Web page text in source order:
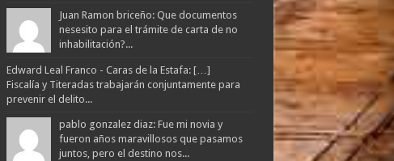
Juan Ramon briceño: Que documentos
nesesito para el trámite de carta de no
inhabilitación?...
Edward Leal Franco - Caras de la Estafa: […]
Fiscalía y Titeradas trabajarán conjuntamente para
prevenir el delito...
pablo gonzalez diaz: Fue mi novia y
fueron años maravillosos que pasamos
juntos, pero el destino nos...